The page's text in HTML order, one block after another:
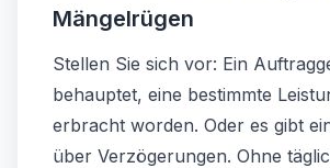
Mängelrügen
Stellen Sie sich vor: Ein
behauptet, eine bestimmte
erbracht worden. Oder es gibt
über Verzögerungen. Ohne